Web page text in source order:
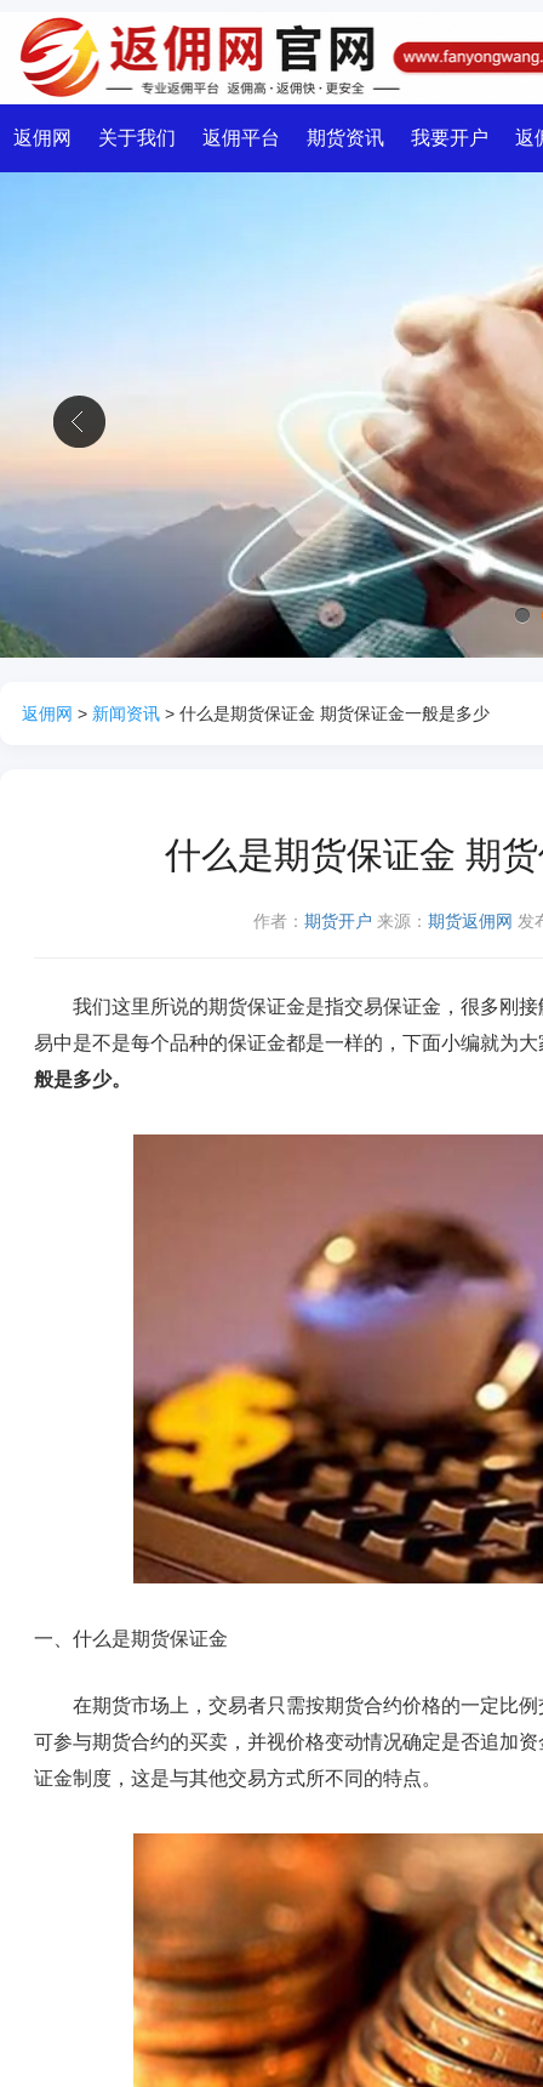
返佣网 关于我们 返佣平台 期货资讯 我要开户 返
返佣网 > 新闻资讯 > 什么是期货保证金 期货保证金一般是多少
什么是期货保证金 期
作者： 期货开户 来源： 期货返佣网 发
我们这里所说的期货保证金是指交易保证金，很多刚接
易中是不是每个品种的保证金都是一样的，下面小编就为
般是多少。
一、什么是期货保证金
在期货市场上，交易者只需按期货合约价格的一定比例
可参与期货合约的买卖，并视价格变动情况确定是否追加
证金制度，这是与其他交易方式所不同的特点。